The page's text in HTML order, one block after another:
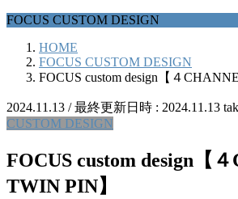
FOCUS CUSTOM DESIGN
HOME
FOCUS CUSTOM DESIGN
FOCUS custom design【４
2024.11.13 / 最終更新日時 : 2024.11.13
CUSTOM DESIGN
FOCUS custom design【
TWIN PIN】